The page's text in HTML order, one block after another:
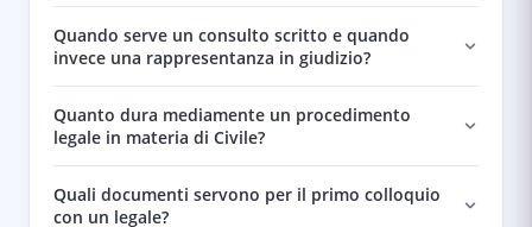
Quando serve un consulto scritto e quando
invece una rappresentanza in giudizio?
Quanto dura mediamente un procedimento
legale in materia di Civile?
Quali documenti servono per il primo colloquio
con un legale?